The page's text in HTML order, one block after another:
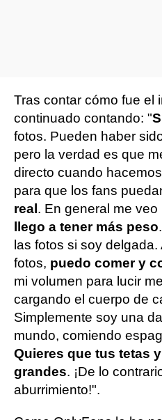
Tras contar cómo fue el
continuado contando: "
fotos. Pueden haber
pero la verdad es que
directo cuando
para que los fans
real . En general me
llego a tener más peso
las fotos si soy
fotos, puedo comer y
mi volumen para lucir
cargando el cuerpo de
Simplemente soy una
mundo, comiendo
Quieres que tus tetas
grandes. ¡De lo
aburrimiento!".